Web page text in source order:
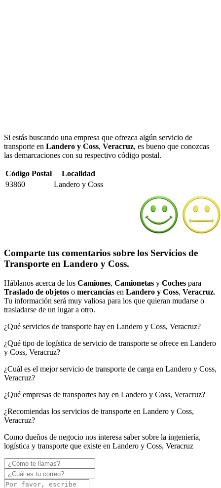
Si estás buscando una empresa que ofrezca algún servicio de
transporte en Landero y Coss, Veracruz, es bueno que conozcas
las demarcaciones con su respectivo código postal.
Código Postal
Localidad
93860
Landero y Coss
Comparte tus comentarios sobre los Servicios de
Transporte en Landero y Coss.
Háblanos acerca de los Camiones, Camionetas y Coches para
Traslado de objetos o mercancías en Landero y Coss, Veracruz.
Tu información será muy valiosa para los que quieran mudarse o
trasladarse de un lugar a otro.
¿Qué servicios de transporte hay en Landero y Coss, Veracruz?
¿Qué tipo de logística de servicio de transporte se ofrece en Landero
y Coss, Veracruz?
¿Cuál es el mejor servicio de transporte de carga en Landero y Coss,
Veracruz?
¿Qué empresas de transportes hay en Landero y Coss, Veracruz?
¿Recomiendas los servicios de transporte en Landero y Coss,
Veracruz?
Como dueños de negocio nos interesa saber sobre la ingeniería,
logística y transporte que existe en Landero y Coss, Veracruz